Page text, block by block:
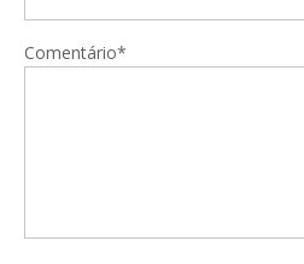
Comentário*